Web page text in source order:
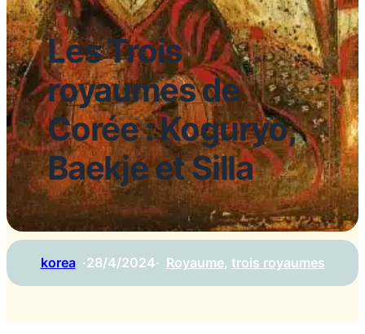
Les Trois
royaumes de
Corée : Koguryo,
Baekje et Silla
korea ·28/4/2024· Royaume, trois royaumes